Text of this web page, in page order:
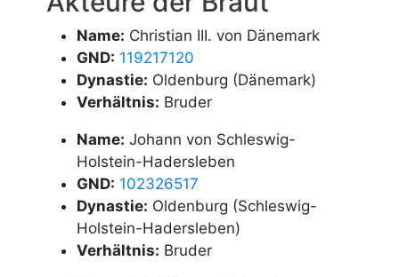
Name: Christian III. von Dänemark
GND: 119217120
Dynastie: Oldenburg (Dänemark)
Verhältnis: Bruder
Name: Johann von Schleswig-
Holstein-Hadersleben
GND: 102326517
Dynastie: Oldenburg (Schleswig-
Holstein-Hadersleben)
Verhältnis: Bruder